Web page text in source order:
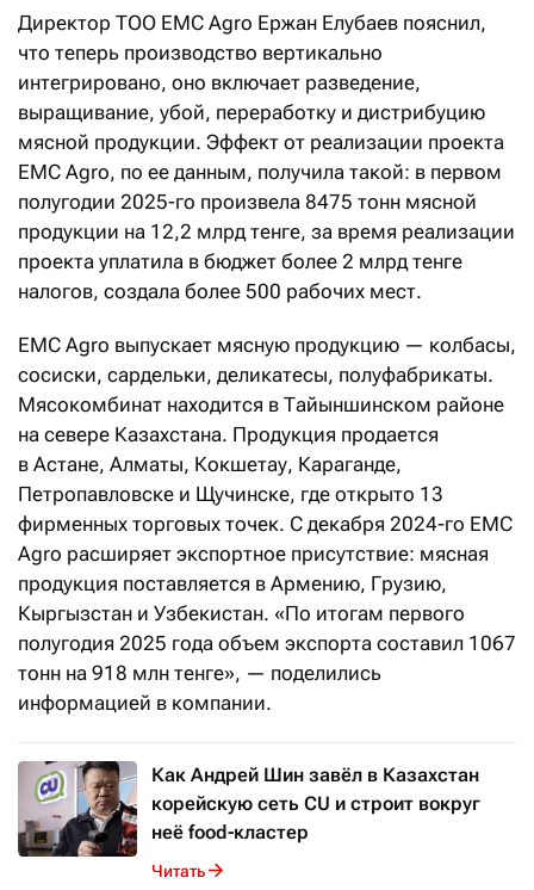
Директор ТОО EMC Agro Ержан Елубаев пояснил,
что теперь производство вертикально
интегрировано, оно включает разведение,
выращивание, убой, переработку и дистрибуцию
мясной продукции. Эффект от реализации проекта
EMC Agro, по ее данным, получила такой: в первом
полугодии 2025-го произвела 8475 тонн мясной
продукции на 12,2 млрд тенге, за время реализации
проекта уплатила в бюджет более 2 млрд тенге
налогов, создала более 500 рабочих мест.
EMC Agro выпускает мясную продукцию — колбасы,
сосиски, сардельки, деликатесы, полуфабрикаты.
Мясокомбинат находится в Тайыншинском районе
на севере Казахстана. Продукция продается
в Астане, Алматы, Кокшетау, Караганде,
Петропавловске и Щучинске, где открыто 13
фирменных торговых точек. С декабря 2024-го EMC
Agro расширяет экспортное присутствие: мясная
продукция поставляется в Армению, Грузию,
Кыргызстан и Узбекистан. «По итогам первого
полугодия 2025 года объем экспорта составил 1067
тонн на 918 млн тенге», — поделились
информацией в компании.
Как Андрей Шин завёл в Казахстан
корейскую сеть CU и строит вокруг
неё food-кластер
Читать